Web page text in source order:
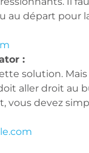
au départ pour
:
solution.
aller droit au
vous devez